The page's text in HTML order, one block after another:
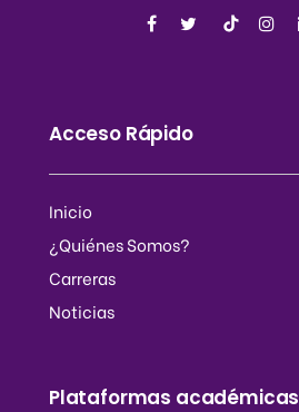
Acceso Rápido
Inicio
¿Quiénes Somos?
Carreras
Noticias
Plataformas académicas